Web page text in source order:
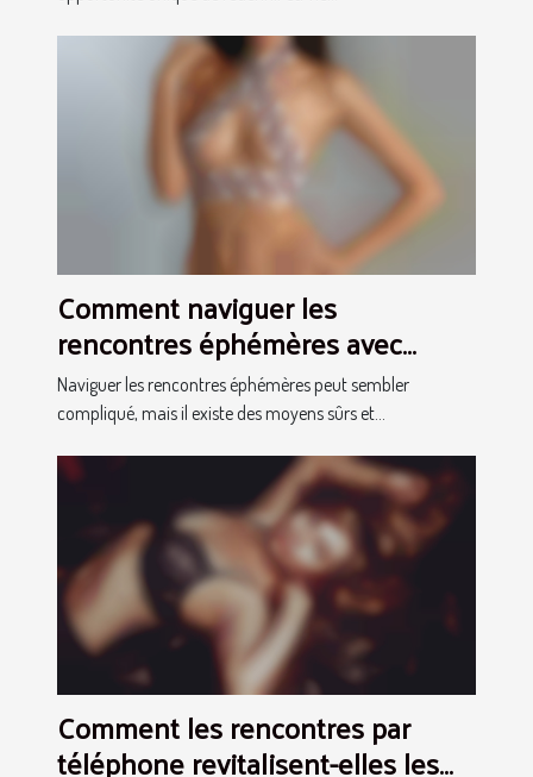
Comment naviguer les
rencontres éphémères avec
respect et plaisir
Naviguer les rencontres éphémères peut sembler
compliqué, mais il existe des moyens sûrs et...
Comment les rencontres par
téléphone revitalisent-elles les